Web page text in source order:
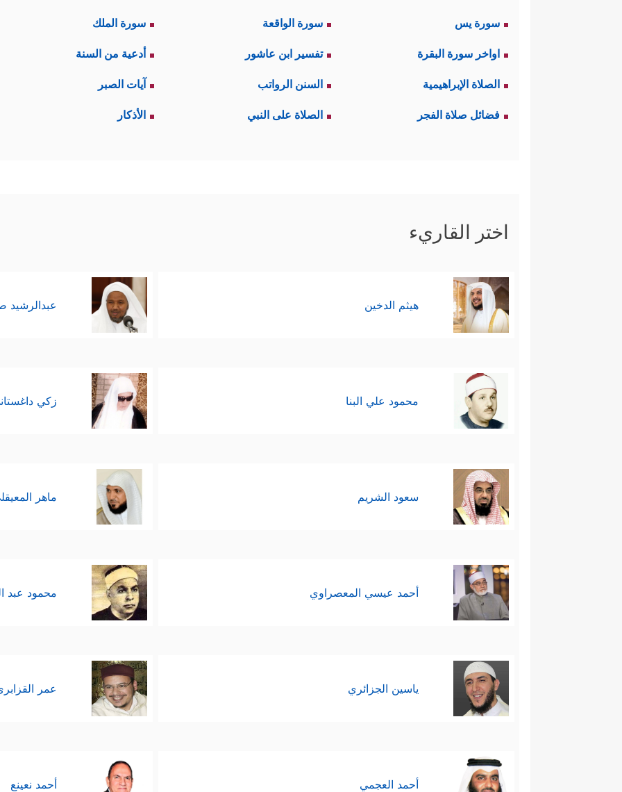
سورة يس سورة الواقعة سورة الملك
اواخر سورة البقرة تفسير ابن عاشور أدعية من السنة
الصلاة الإبراهيمية السنن الرواتب آيات الصبر
فضائل صلاة الفجر الصلاة على النبي الأذكار
اختر القاريء
هيثم الدخين عبدالرشيد
محمود علي البنا زكي
سعود الشريم ماهر
أحمد عيسي المعصراوي محمود عبد
ياسين الجزائري عمر
أحمد العجمي أحمد نعينع